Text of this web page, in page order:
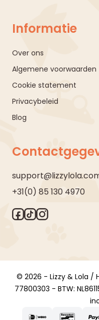
Informatie
Over ons
Algemene voorwaarden
Cookie statement
Privacybeleid
Blog
+31(0) 85 130 4970
© 2026 - Lizzy & Lola /
77800303 - BTW: